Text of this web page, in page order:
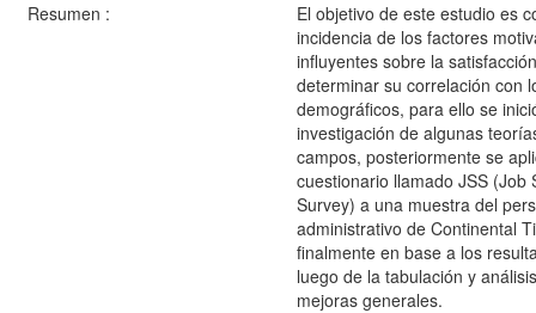
Resumen :
El objetivo de este estudio es
incidencia de los factores
influyentes sobre la
determinar su correlación con
demográficos, para ello se
investigación de algunas
campos, posteriormente se
cuestionario llamado JSS (Job
Survey) a una muestra del
administrativo de Continental
finalmente en base a los
luego de la tabulación y
mejoras generales.